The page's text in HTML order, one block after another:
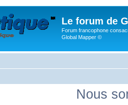
Le forum de
Forum francophone
Global Mapper ©
Nous